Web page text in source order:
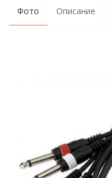
Фото Описание